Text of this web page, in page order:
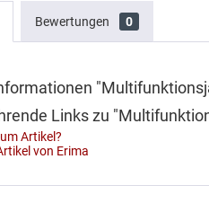
Bewertungen 0
Links zu
Artikel?
von Erima